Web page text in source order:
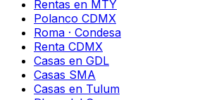
Rentas en MTY
Polanco CDMX
Roma · Condesa
Renta CDMX
Casas en GDL
Casas SMA
Casas en Tulum